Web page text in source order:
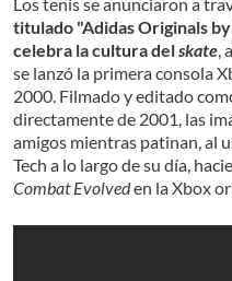
Los tenis se anunciaron a
titulado "Adidas Originals
celebra la cultura delskate,
se lanzó la primera consola
2000. Filmado y editado
directamente de 2001, las
amigos mientras patinan, al
Tech a lo largo de su día,
Combat Evolveden la Xbox